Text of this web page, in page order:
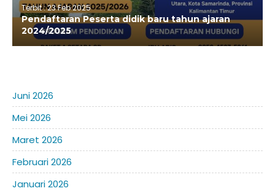
Terbit : 23 Feb 2025
Pendaftaran Peserta didik baru tahun ajaran
2024/2025
Juni 2026
Mei 2026
Maret 2026
Februari 2026
Januari 2026